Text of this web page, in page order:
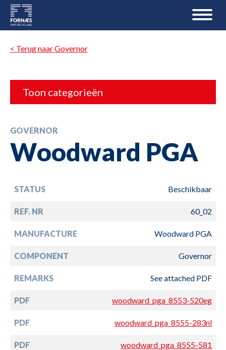
< Terug naar Governor
Toon categorieën
GOVERNOR
Woodward PGA
STATUS Beschikbaar
REF. NR 60_02
MANUFACTURE Woodward PGA
COMPONENT Governor
REMARKS See attached PDF
PDF woodward_pga_8553-520eg
PDF woodward_pga_8555-283nl
PDF woodward_pga_8555-581